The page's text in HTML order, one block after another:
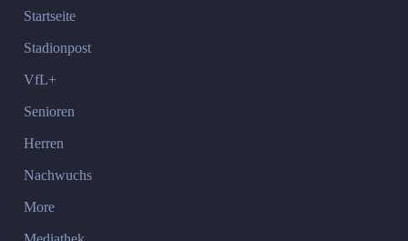
Startseite
Stadionpost
VfL+
Senioren
Herren
Nachwuchs
More